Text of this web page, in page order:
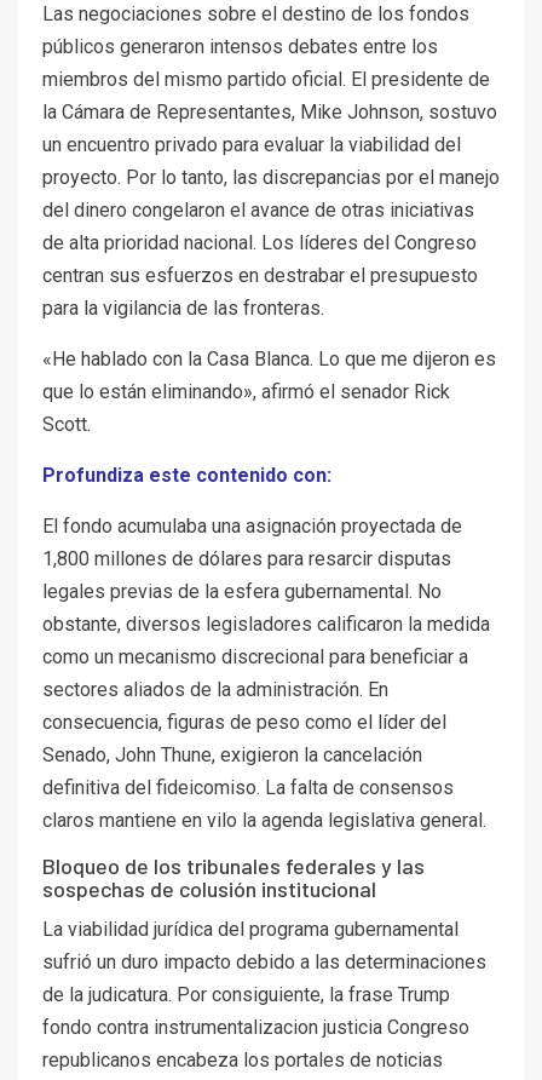
Las negociaciones sobre el destino de los fondos
públicos generaron intensos debates entre los
miembros del mismo partido oficial. El presidente de
la Cámara de Representantes, Mike Johnson, sostuvo
un encuentro privado para evaluar la viabilidad del
proyecto. Por lo tanto, las discrepancias por el manejo
del dinero congelaron el avance de otras iniciativas
de alta prioridad nacional. Los líderes del Congreso
centran sus esfuerzos en destrabar el presupuesto
para la vigilancia de las fronteras.
«He hablado con la Casa Blanca. Lo que me dijeron es
que lo están eliminando», afirmó el senador Rick
Scott.
Profundiza este contenido con:
El fondo acumulaba una asignación proyectada de
1,800 millones de dólares para resarcir disputas
legales previas de la esfera gubernamental. No
obstante, diversos legisladores calificaron la medida
como un mecanismo discrecional para beneficiar a
sectores aliados de la administración. En
consecuencia, figuras de peso como el líder del
Senado, John Thune, exigieron la cancelación
definitiva del fideicomiso. La falta de consensos
claros mantiene en vilo la agenda legislativa general.
Bloqueo de los tribunales federales y las
sospechas de colusión institucional
La viabilidad jurídica del programa gubernamental
sufrió un duro impacto debido a las determinaciones
de la judicatura. Por consiguiente, la frase Trump
fondo contra instrumentalizacion justicia Congreso
republicanos encabeza los portales de noticias